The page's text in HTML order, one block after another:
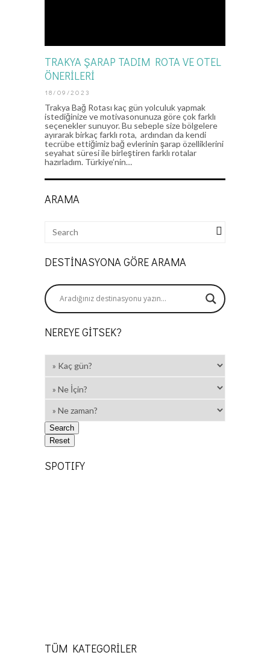
TRAKYA ŞARAP TADIM ROTA VE OTEL
ÖNERİLERİ
18/09/2023
Trakya Bağ Rotası kaç gün yolculuk yapmak
istediğinize ve motivasonunuza göre çok farklı
seçenekler sunuyor. Bu sebeple size bölgelere
ayırarak birkaç farklı rota, ardından da kendi
tecrübe ettiğimiz bağ evlerinin şarap özelliklerini
seyahat süresi ile birleştiren farklı rotalar
hazırladım. Türkiye’nin…
ARAMA
DESTINASYONA GÖRE ARAMA
NEREYE GITSEK?
SPOTIFY
TÜM KATEGORİLER